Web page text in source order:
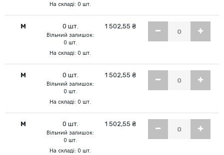
На складі: 0 шт.
M 0 шт.
Вільний залишок:
0 шт.
На складі: 0 шт.
1 502,55 ₴
M 0 шт.
Вільний залишок:
0 шт.
На складі: 0 шт.
1 502,55 ₴
M 0 шт.
Вільний залишок:
0 шт.
На складі: 0 шт.
1 502,55 ₴